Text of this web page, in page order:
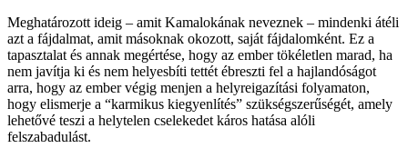
Meghatározott ideig – amit Kamalokának neveznek – mindenki átéli
azt a fájdalmat, amit másoknak okozott, saját fájdalomként. Ez a
tapasztalat és annak megértése, hogy az ember tökéletlen marad, ha
nem javítja ki és nem helyesbíti tettét ébreszti fel a hajlandóságot
arra, hogy az ember végig menjen a helyreigazítási folyamaton,
hogy elismerje a “karmikus kiegyenlítés” szükségszerűségét, amely
lehetővé teszi a helytelen cselekedet káros hatása alóli
felszabadulást.